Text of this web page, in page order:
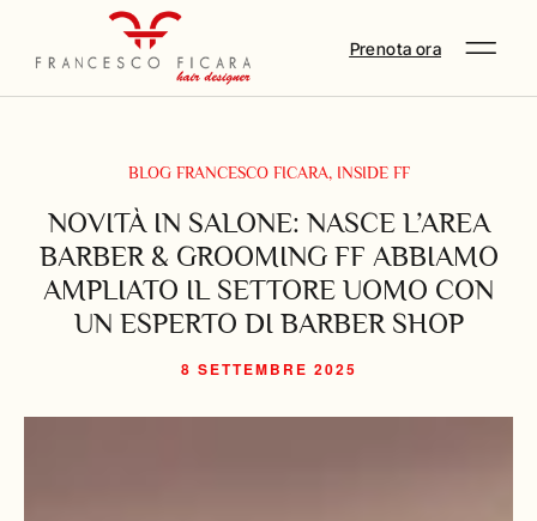
Prenota ora
BLOG FRANCESCO FICARA, INSIDE FF
NOVITÀ IN SALONE: NASCE L’AREA
BARBER & GROOMING FF ABBIAMO
AMPLIATO IL SETTORE UOMO CON
UN ESPERTO DI BARBER SHOP
8 SETTEMBRE 2025